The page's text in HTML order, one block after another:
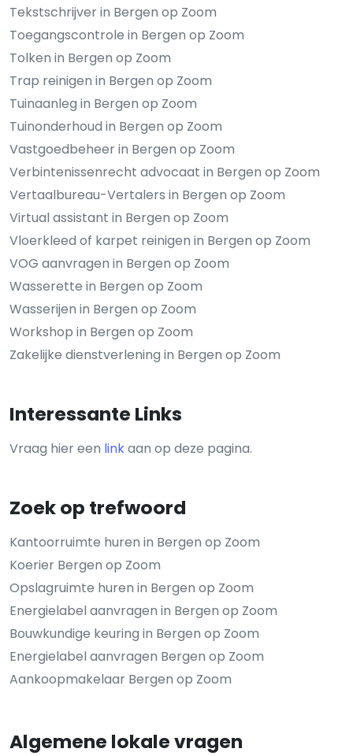
Tekstschrijver in Bergen op Zoom
Toegangscontrole in Bergen op Zoom
Tolken in Bergen op Zoom
Trap reinigen in Bergen op Zoom
Tuinaanleg in Bergen op Zoom
Tuinonderhoud in Bergen op Zoom
Vastgoedbeheer in Bergen op Zoom
Verbintenissenrecht advocaat in Bergen op Zoom
Vertaalbureau-Vertalers in Bergen op Zoom
Virtual assistant in Bergen op Zoom
Vloerkleed of karpet reinigen in Bergen op Zoom
VOG aanvragen in Bergen op Zoom
Wasserette in Bergen op Zoom
Wasserijen in Bergen op Zoom
Workshop in Bergen op Zoom
Zakelijke dienstverlening in Bergen op Zoom
Interessante Links
Vraag hier een linkaan op deze pagina.
Zoek op trefwoord
Kantoorruimte huren in Bergen op Zoom
Koerier Bergen op Zoom
Opslagruimte huren in Bergen op Zoom
Energielabel aanvragen in Bergen op Zoom
Bouwkundige keuring in Bergen op Zoom
Energielabel aanvragen Bergen op Zoom
Aankoopmakelaar Bergen op Zoom
Algemene lokale vragen